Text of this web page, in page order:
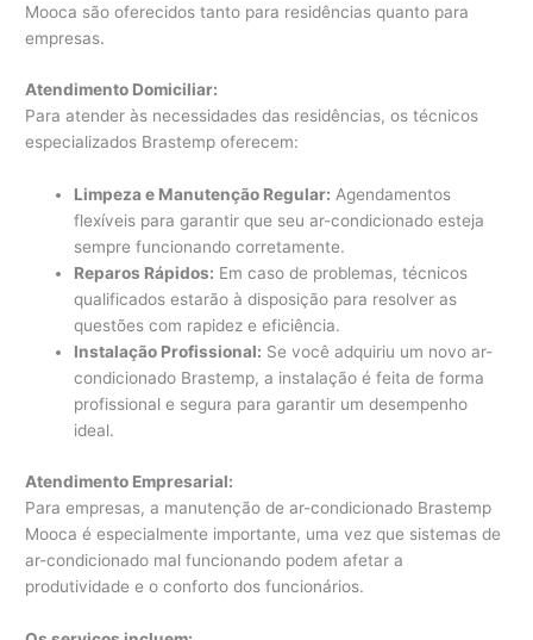
Mooca são oferecidos tanto para residências quanto para
empresas.
Atendimento Domiciliar:
Para atender às necessidades das residências, os técnicos
especializados Brastemp oferecem:
Limpeza e Manutenção Regular: Agendamentos
flexíveis para garantir que seu ar-condicionado esteja
sempre funcionando corretamente.
Reparos Rápidos: Em caso de problemas, técnicos
qualificados estarão à disposição para resolver as
questões com rapidez e eficiência.
Instalação Profissional: Se você adquiriu um novo ar-
condicionado Brastemp, a instalação é feita de forma
profissional e segura para garantir um desempenho
ideal.
Atendimento Empresarial:
Para empresas, a manutenção de ar-condicionado Brastemp
Mooca é especialmente importante, uma vez que sistemas de
ar-condicionado mal funcionando podem afetar a
produtividade e o conforto dos funcionários.